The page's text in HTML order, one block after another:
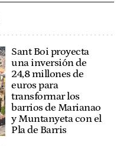
Sant Boi proyecta
una inversión de
24,8 millones de
euros para
transformar los
barrios de Marianao
y Muntanyeta con el
Pla de Barris